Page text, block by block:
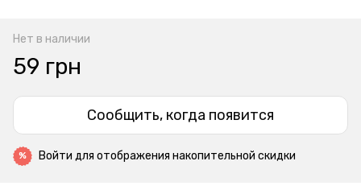
Нет в наличии
59 грн
Сообщить, когда появится
% Войти для отображения накопительной скидки